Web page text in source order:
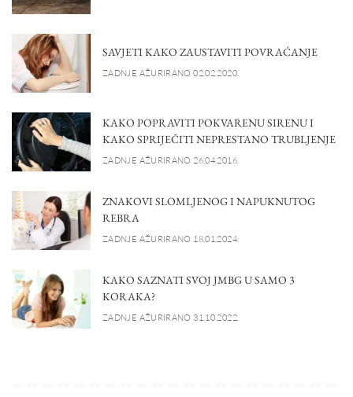
SAVJETI KAKO ZAUSTAVITI POVRAĆANJE
ZADNJE AŽURIRANO 02.02.2020.
KAKO POPRAVITI POKVARENU SIRENU I
KAKO SPRIJEČITI NEPRESTANO TRUBLJENJE
ZADNJE AŽURIRANO 26.04.2016.
ZNAKOVI SLOMLJENOG I NAPUKNUTOG
REBRA
ZADNJE AŽURIRANO 18.01.2024.
KAKO SAZNATI SVOJ JMBG U SAMO 3
KORAKA?
ZADNJE AŽURIRANO 31.10.2022.